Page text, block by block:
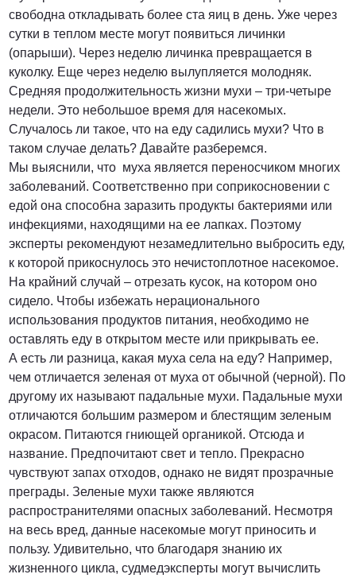
свободна откладывать более ста яиц в день. Уже через
сутки в теплом месте могут появиться личинки
(опарыши). Через неделю личинка превращается в
куколку. Еще через неделю вылупляется молодняк.
Средняя продолжительность жизни мухи – три-четыре
недели. Это небольшое время для насекомых.
Случалось ли такое, что на еду садились мухи? Что в
таком случае делать? Давайте разберемся.
Мы выяснили, что муха является переносчиком многих
заболеваний. Соответственно при соприкосновении с
едой она способна заразить продукты бактериями или
инфекциями, находящими на ее лапках. Поэтому
эксперты рекомендуют незамедлительно выбросить еду,
к которой прикоснулось это нечистоплотное насекомое.
На крайний случай – отрезать кусок, на котором оно
сидело. Чтобы избежать нерационального
использования продуктов питания, необходимо не
оставлять еду в открытом месте или прикрывать ее.
А есть ли разница, какая муха села на еду? Например,
чем отличается зеленая от муха от обычной (черной). По
другому их называют падальные мухи. Падальные мухи
отличаются большим размером и блестящим зеленым
окрасом. Питаются гниющей органикой. Отсюда и
название. Предпочитают свет и тепло. Прекрасно
чувствуют запах отходов, однако не видят прозрачные
преграды. Зеленые мухи также являются
распространителями опасных заболеваний. Несмотря
на весь вред, данные насекомые могут приносить и
пользу. Удивительно, что благодаря знанию их
жизненного цикла, судмедэксперты могут вычислить